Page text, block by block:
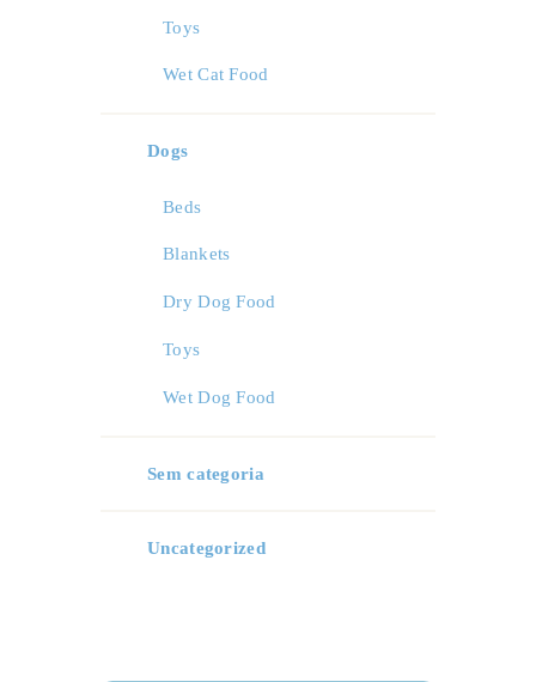
Toys
Wet Cat Food
Dogs
Beds
Blankets
Dry Dog Food
Toys
Wet Dog Food
Sem categoria
Uncategorized